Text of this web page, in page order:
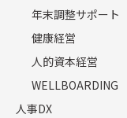
年末調整サポート
健康経営
人的資本経営
WELLBOARDING
人事DX
2社以上から内定を
ほど、より志望度
自社が「滑り止め
階から確認する姿勢